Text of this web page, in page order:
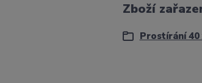
Zboží
Prostírání 40